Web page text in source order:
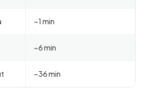
~1 min
~6 min
~36 min